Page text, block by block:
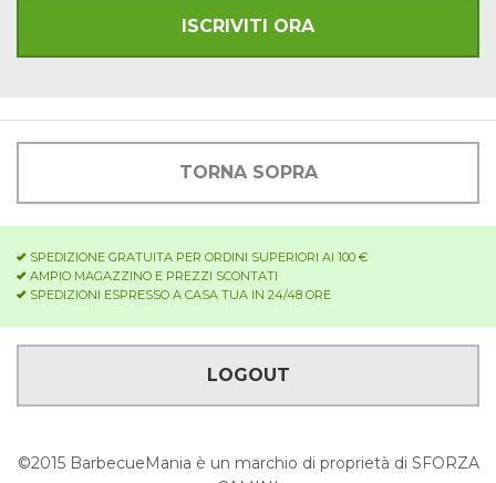
TORNA SOPRA
SPEDIZIONE GRATUITA PER ORDINI SUPERIORI AI 100 €
AMPIO MAGAZZINO E PREZZI SCONTATI
SPEDIZIONI ESPRESSO A CASA TUA IN 24/48 ORE
LOGOUT
©2015 BarbecueMania è un marchio di proprietà di SFORZA